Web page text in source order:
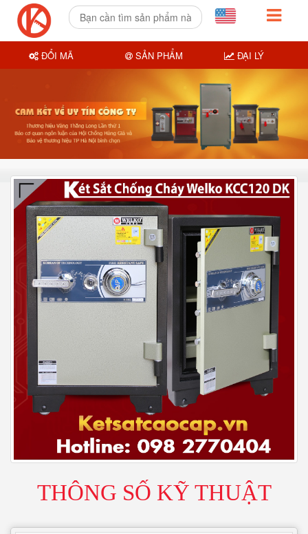
THÔNG SỐ KỸ THUẬT
ĐỔI MÃ SẢN PHẨM ĐẠI LÝ